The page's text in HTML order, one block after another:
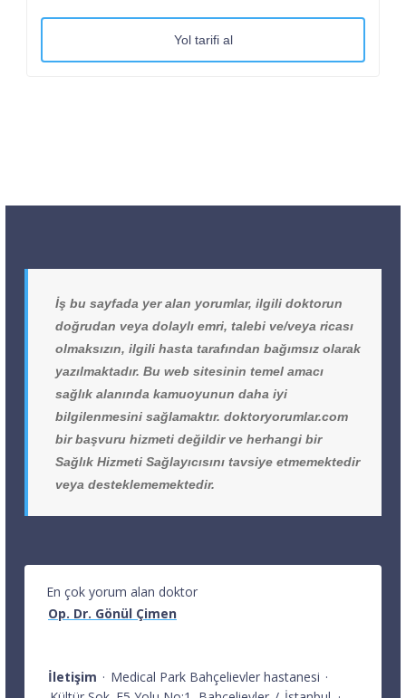
Yol tarifi al
İş bu sayfada yer alan yorumlar, ilgili doktorun
doğrudan veya dolaylı emri, talebi ve/veya ricası
olmaksızın, ilgili hasta tarafından bağımsız olarak
yazılmaktadır. Bu web sitesinin temel amacı
sağlık alanında kamuoyunun daha iyi
bilgilenmesini sağlamaktır. doktoryorumlar.com
bir başvuru hizmeti değildir ve herhangi bir
Sağlık Hizmeti Sağlayıcısını tavsiye etmemektedir
veya desteklememektedir.
En çok yorum alan doktor
Op. Dr. Gönül Çimen
İletişim · Medical Park Bahçelievler hastanesi ·